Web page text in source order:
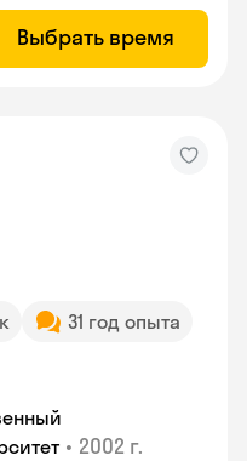
Выбрать время
31 год опыта
• 2002 г.